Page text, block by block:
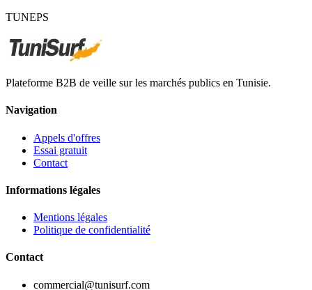
TUNEPS
Plateforme B2B de veille sur les marchés publics en Tunisie.
Navigation
Appels d'offres
Essai gratuit
Contact
Informations légales
Mentions légales
Politique de confidentialité
Contact
commercial@tunisurf.com